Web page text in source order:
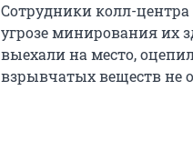
Сотрудники колл-
угрозе минирования их
выехали на место,
взрывчатых веществ не